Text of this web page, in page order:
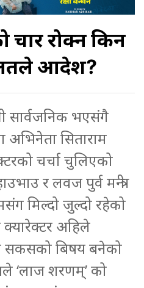
रोक्न किन
आदेश?
सार्वजनिक भएसंगै
अभिनेता सिताराम
चर्चा चुलिएको
र लवज पुर्व मन्त्री
मिल्दो जुल्दो रहेको
क्यारेक्टर अहिले
सकसको बिषय बनेको
‘लाज शरणम्’ को